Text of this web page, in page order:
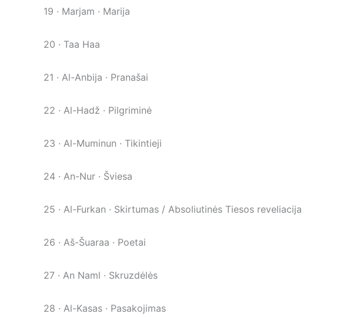
19 · Marjam · Marija
20 · Taa Haa
21 · Al-Anbija · Pranašai
22 · Al-Hadž · Pilgriminė
23 · Al-Muminun · Tikintieji
24 · An-Nur · Šviesa
25 · Al-Furkan · Skirtumas / Absoliutinės Tiesos reveliacija
26 · Aš-Šuaraa · Poetai
27 · An Naml · Skruzdėlės
28 · Al-Kasas · Pasakojimas